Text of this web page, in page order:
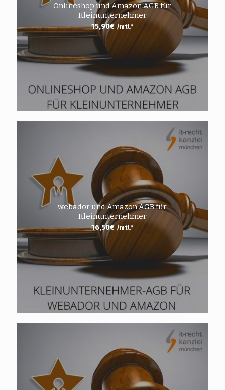
Onlineshop und Amazon AGB für
Kleinunternehmer
15,90€ /mtl.*
webador und Amazon AGB für
Kleinunternehmer
16,50€ /mtl.*